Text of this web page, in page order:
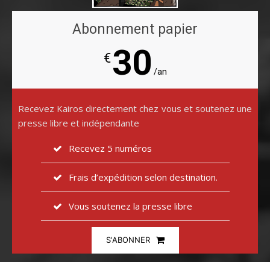
Abonnement papier
€30 /an
Recevez Kairos directement chez vous et soutenez une
presse libre et indépendante
Recevez 5 numéros
Frais d’expédition selon destination.
Vous soutenez la presse libre
S'ABONNER